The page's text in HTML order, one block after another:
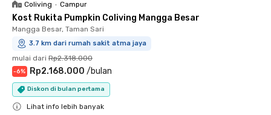
Coliving • Campur
Kost Rukita Pumpkin Coliving Mangga Besar
Mangga Besar, Taman Sari
3.7 km dari rumah sakit atma jaya
mulai dari Rp2.318.000
-6% Rp2.168.000 /bulan
Diskon di bulan pertama
Lihat info lebih banyak